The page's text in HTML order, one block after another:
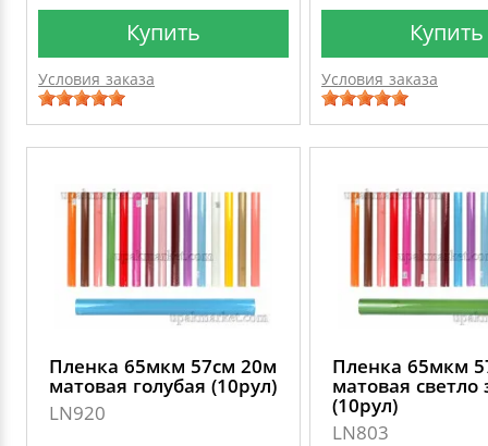
Купить
Условия заказа
Купить
Условия заказа
Пленка 65мкм 57см 20м
матовая голубая (10рул)
LN920
Пленка 65мкм
матовая светло
(10рул)
LN803